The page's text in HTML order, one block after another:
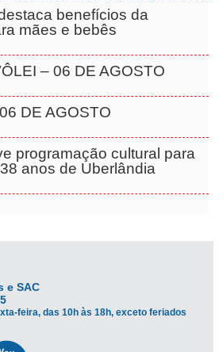
benefícios da
mães e bebês
– 06 DE AGOSTO
DE AGOSTO
programação cultural para
anos de Uberlândia
e SAC
feira, das 10h às 18h, exceto feriados